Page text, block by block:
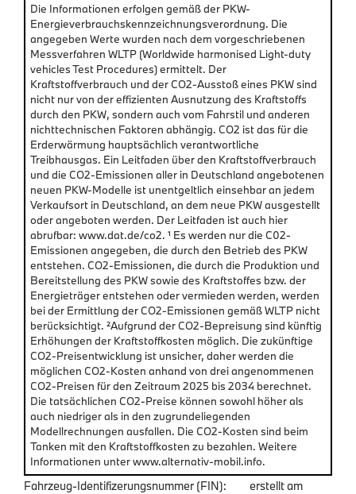
Die Informationen erfolgen gemäß der PKW-
Energieverbrauchskennzeichnungsverordnung. Die
angegeben Werte wurden nach dem vorgeschriebenen
Messverfahren WLTP (Worldwide harmonised Light-duty
vehicles Test Procedures) ermittelt. Der
Kraftstoffverbrauch und der CO2-Ausstoß eines PKW sind
nicht nur von der effizienten Ausnutzung des Kraftstoffs
durch den PKW, sondern auch vom Fahrstil und anderen
nichttechnischen Faktoren abhängig. CO2 ist das für die
Erderwärmung hauptsächlich verantwortliche
Treibhausgas. Ein Leitfaden über den Kraftstoffverbrauch
und die CO2-Emissionen aller in Deutschland angebotenen
neuen PKW-Modelle ist unentgeltlich einsehbar an jedem
Verkaufsort in Deutschland, an dem neue PKW ausgestellt
oder angeboten werden. Der Leitfaden ist auch hier
abrufbar: www.dat.de/co2. ¹ Es werden nur die C02-
Emissionen angegeben, die durch den Betrieb des PKW
entstehen. CO2-Emissionen, die durch die Produktion und
Bereitstellung des PKW sowie des Kraftstoffes bzw. der
Energieträger entstehen oder vermieden werden, werden
bei der Ermittlung der CO2-Emissionen gemäß WLTP nicht
berücksichtigt. ²Aufgrund der CO2-Bepreisung sind künftig
Erhöhungen der Kraftstoffkosten möglich. Die zukünftige
CO2-Preisentwicklung ist unsicher, daher werden die
möglichen CO2-Kosten anhand von drei angenommenen
CO2-Preisen für den Zeitraum 2025 bis 2034 berechnet.
Die tatsächlichen CO2-Preise können sowohl höher als
auch niedriger als in den zugrundeliegenden
Modellrechnungen ausfallen. Die CO2-Kosten sind beim
Tanken mit den Kraftstoffkosten zu bezahlen. Weitere
Informationen unter www.alternativ-mobil.info.
Fahrzeug-Identifizerungsnummer (FIN):
erstellt am